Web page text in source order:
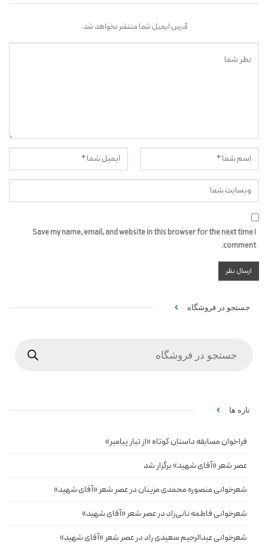
آدرس ایمیل شما منتشر نخواهد شد.
Save my name, email, and website in this browser for the next time I
comment.
جستجو در فروشگاه
تازه ها
فراخوان مسابقه داستان کوتاه «از تبار پیامبر»
عصر شعر «آقای شهید» برگزار شد
شعرخوانی منصوره محمدی مزینان در عصر شعر «آقای شهید»
شعرخوانی فاطمه نانی‌زاد در عصر شعر «آقای شهید»
شعرخوانی عبدالرحیم سعیدی راد در عصر شعر «آقای شهید»